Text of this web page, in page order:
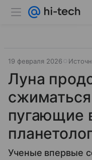
19 февраля 2026
Луна
пугающие
Ученые впервые